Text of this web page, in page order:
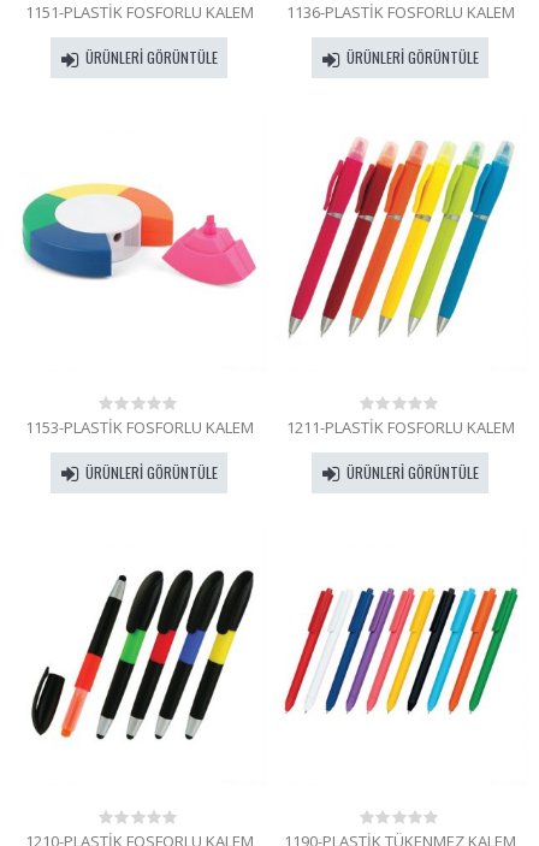
0
5
1151-PLASTİK FOSFORLU KALEM
ÜRÜNLERI GÖRÜNTÜLE
0
5
1136-PLASTİK FOSFORLU KALEM
ÜRÜNLERI GÖRÜNTÜLE
0
5
1153-PLASTİK FOSFORLU KALEM
ÜRÜNLERI GÖRÜNTÜLE
0
5
1211-PLASTİK FOSFORLU KALEM
ÜRÜNLERI GÖRÜNTÜLE
0
0